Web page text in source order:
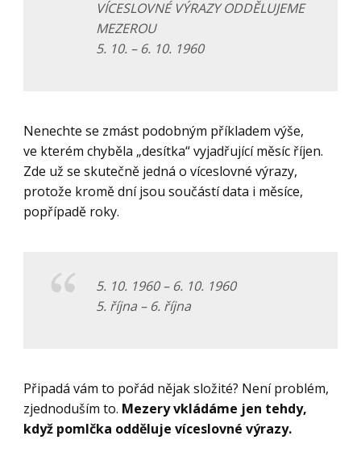
VÍCESLOVNÉ VÝRAZY ODDĚLUJEME
MEZEROU
5. 10. – 6. 10. 1960
Nenechte se zmást podobným příkladem výše,
ve kterém chyběla „desítka“ vyjadřující měsíc říjen.
Zde už se skutečně jedná o víceslovné výrazy,
protože kromě dní jsou součástí data i měsíce,
popřípadě roky.
5. 10. 1960 – 6. 10. 1960
5. října – 6. října
Připadá vám to pořád nějak složité? Není problém,
zjednoduším to. Mezery vkládáme jen tehdy,
když pomlčka odděluje víceslovné výrazy.